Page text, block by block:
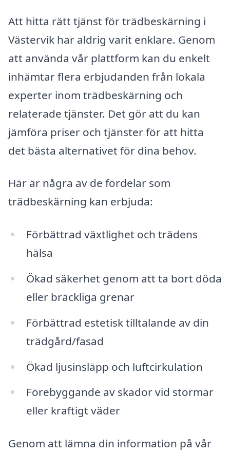
Att hitta rätt tjänst för trädbeskärning i
Västervik har aldrig varit enklare. Genom
att använda vår plattform kan du enkelt
inhämtar flera erbjudanden från lokala
experter inom trädbeskärning och
relaterade tjänster. Det gör att du kan
jämföra priser och tjänster för att hitta
det bästa alternativet för dina behov.
Här är några av de fördelar som
trädbeskärning kan erbjuda:
Förbättrad växtlighet och trädens
hälsa
Ökad säkerhet genom att ta bort döda
eller bräckliga grenar
Förbättrad estetisk tilltalande av din
trädgård/fasad
Ökad ljusinsläpp och luftcirkulation
Förebyggande av skador vid stormar
eller kraftigt väder
Genom att lämna din information på vår